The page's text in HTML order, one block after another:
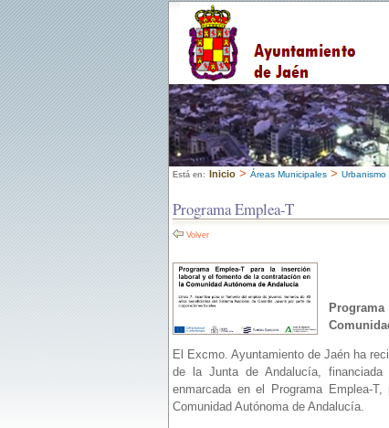
Está en: Inicio > Áreas Municipales > Urbanismo
Programa Emplea-T
Volver
El Excmo. Ayuntamiento de Jaén ha
de la Junta de Andalucía, financiada
enmarcada en el Programa Emplea-
Comunidad Autónoma de Andalucía.